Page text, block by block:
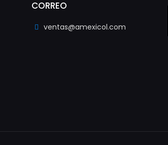
CORREO
ventas@amexicol.com